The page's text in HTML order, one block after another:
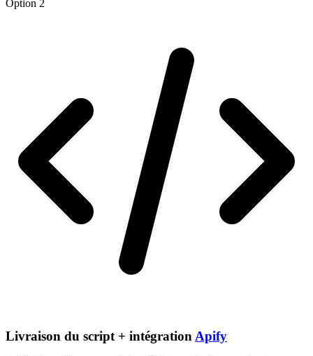
Option 2
Livraison du script + intégration Apify